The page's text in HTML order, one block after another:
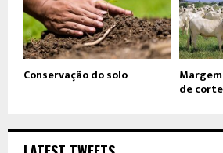
Conservação do solo
de corte